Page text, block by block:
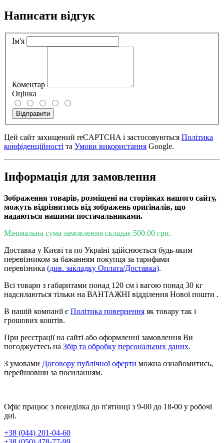
Написати відгук
Ім'я
Коментар
Оцінка
Відправити
Цей сайт захищений reCAPTCHA і застосовуються Політика
конфіденційності та Умови використання Google.
Інформація для замовлення
Зображення товарів, розміщені на сторінках нашого сайту,
можуть відрізнятись від зображень оригіналів, що
надаються нашими постачальниками.
Мінімальна сума замовлення складає 500.00 грн.
Доставка у Києві та по Україні здійснюється будь-яким
перевізником за бажанням покупця за тарифами
перевізника (див. закладку Оплата/Доставка).
Всі товари з габаритами понад 120 см і вагою понад 30 кг
надсилаються тільки на ВАНТАЖНІ відділення Нової пошти .
В нашій компанії є Політика повернення як товару так і
грошових коштів.
При реєстрації на сайті або оформленні замовлення Ви
погоджуєтесь на Збір та обробку персональних даних.
З умовами Договору публічної оферти можна ознайомитись,
перейшовши за посиланням.
Офіс працює з понеділка до п'ятниці з 9-00 до 18-00 у робочі
дні.
+38 (044) 201-04-60